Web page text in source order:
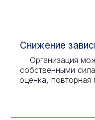
Снижение
Организация
собственными
оценка, повторная